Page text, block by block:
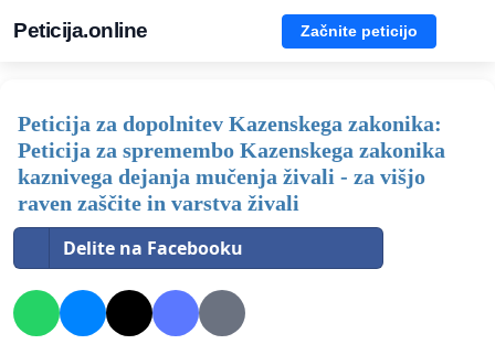
Peticija.online Začnite peticijo
Peticija za dopolnitev Kazenskega zakonika:
Peticija za spremembo Kazenskega zakonika
kaznivega dejanja mučenja živali - za višjo
raven zaščite in varstva živali
Delite na Facebooku